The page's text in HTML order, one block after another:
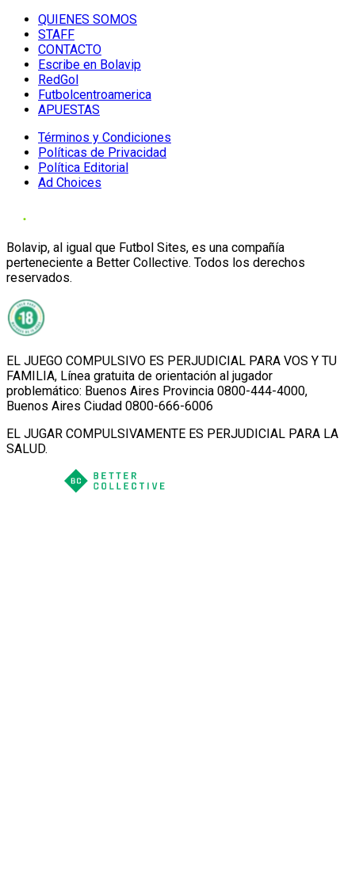
QUIENES SOMOS
STAFF
CONTACTO
Escribe en Bolavip
RedGol
Futbolcentroamerica
APUESTAS
Términos y Condiciones
Políticas de Privacidad
Política Editorial
Ad Choices
Bolavip, al igual que Futbol Sites, es una compañía
perteneciente a Better Collective. Todos los derechos
reservados.
EL JUEGO COMPULSIVO ES PERJUDICIAL PARA VOS Y TU
FAMILIA, Línea gratuita de orientación al jugador
problemático: Buenos Aires Provincia 0800-444-4000,
Buenos Aires Ciudad 0800-666-6006
EL JUGAR COMPULSIVAMENTE ES PERJUDICIAL PARA LA
SALUD.